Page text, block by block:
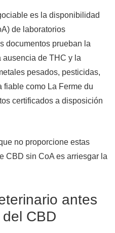
es la disponibilidad
de laboratorios
documentos prueban la
de THC y la
pesados, pesticidas,
fiable como La Ferme du
certificados a disposición
no proporcione estas
CBD sin CoA es arriesgar la
antes
CBD